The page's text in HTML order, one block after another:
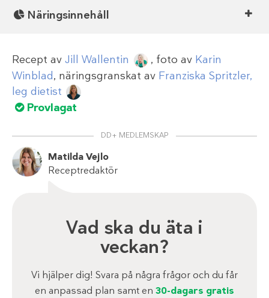
Näringsinnehåll
Recept av Jill Wallentin , foto av Karin
Winblad, näringsgranskat av Franziska Spritzler,
leg dietist
Provlagat
DD+ MEDLEMSKAP
Matilda Vejlo
Receptredaktör
Vad ska du äta i
veckan?
Vi hjälper dig! Svara på några frågor och du får
en anpassad plan samt en 30-dagars gratis